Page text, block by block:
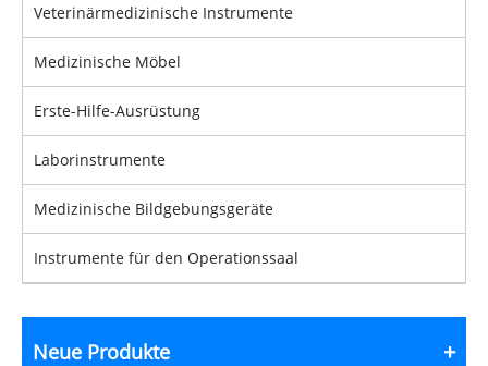
Veterinärmedizinische Instrumente
Medizinische Möbel
Erste-Hilfe-Ausrüstung
Laborinstrumente
Medizinische Bildgebungsgeräte
Instrumente für den Operationssaal
Neue Produkte